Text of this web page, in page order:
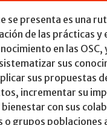
se presenta es una
de las prácticas y
en las OSC,
sus
sus propuestas
incrementar su
con sus
o grupos poblaciones